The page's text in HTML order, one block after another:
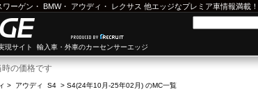
ワーゲン ・ BMW・ アウディ ・ レクサス 他エッジなプレミア車情報満載！
現サイト 輸入車・外車のカーセンサーエッジ
の価格です
> アウディ S4 > S4(24年10月-25年02月) のMC一覧